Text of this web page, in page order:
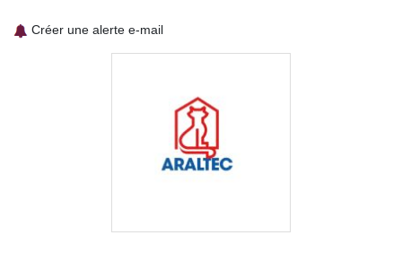
Créer une alerte e-mail